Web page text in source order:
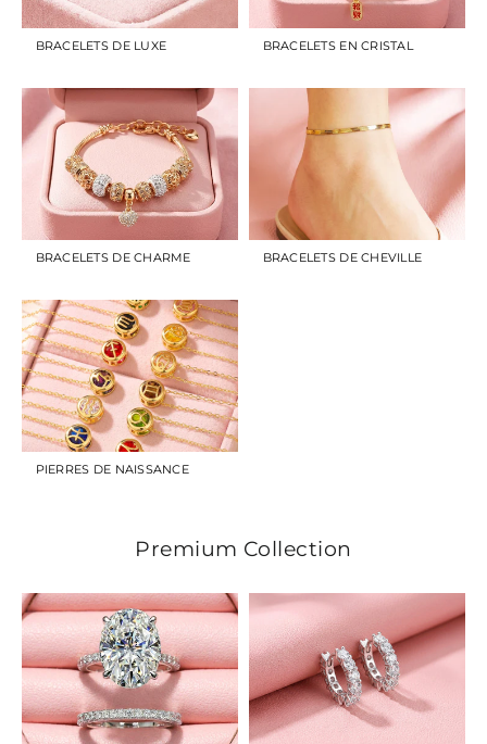
BRACELETS DE LUXE BRACELETS EN CRISTAL
BRACELETS DE CHARME BRACELETS DE CHEVILLE
PIERRES DE NAISSANCE
Premium Collection